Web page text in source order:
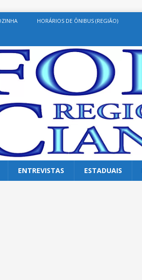
HORÁRIOS DE ÔNIBUS (REGIÃO)
ENTREVISTAS ESTADUAIS